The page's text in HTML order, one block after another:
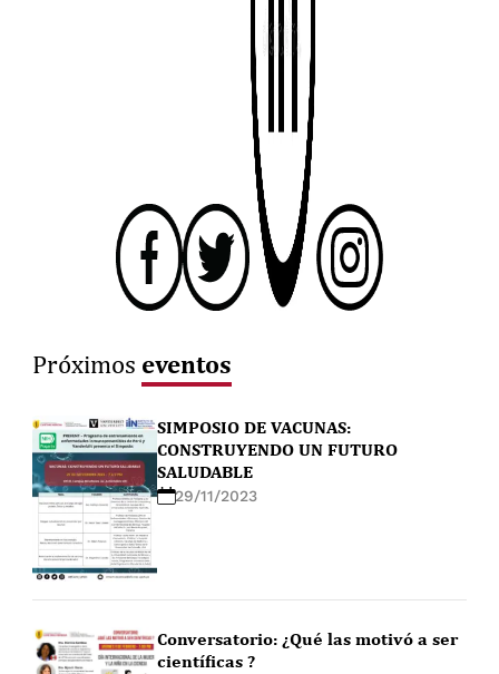
Próximos eventos
SIMPOSIO DE VACUNAS:
CONSTRUYENDO UN FUTURO
SALUDABLE
29/11/2023
Conversatorio: ¿Qué las motivó a ser
científicas ?